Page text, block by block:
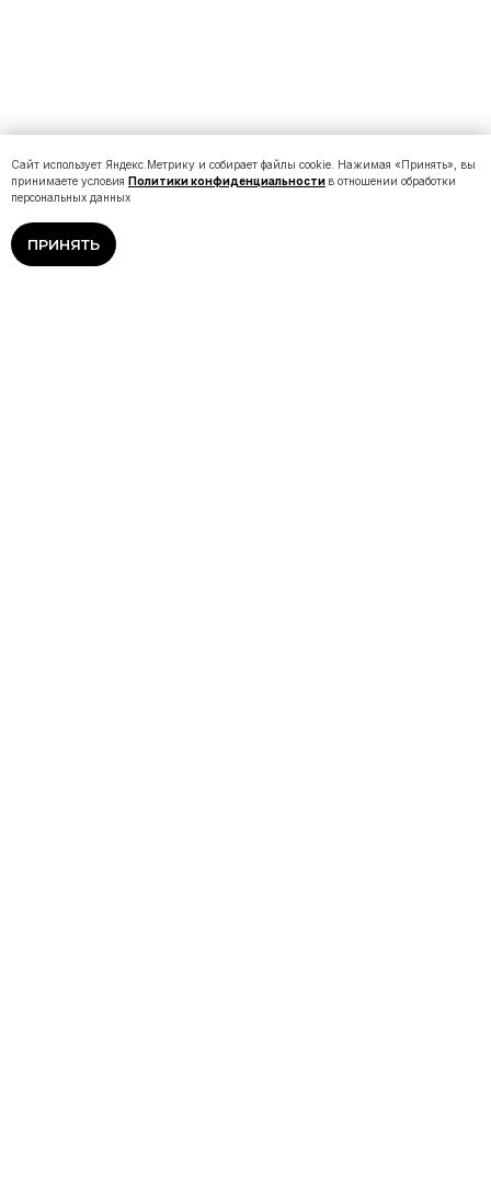
Сайт использует Яндекс.Метрику и собирает файлы cookie. Нажимая «Принять», вы
принимаете условия Политики конфиденциальности в отношении обработки
персональных данных
ПРИНЯТЬ